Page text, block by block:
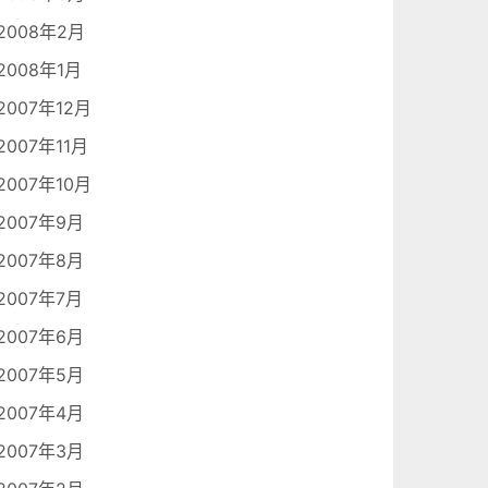
年2月
年1月
年12月
年11月
年10月
年9月
年8月
年7月
年6月
年5月
年4月
年3月